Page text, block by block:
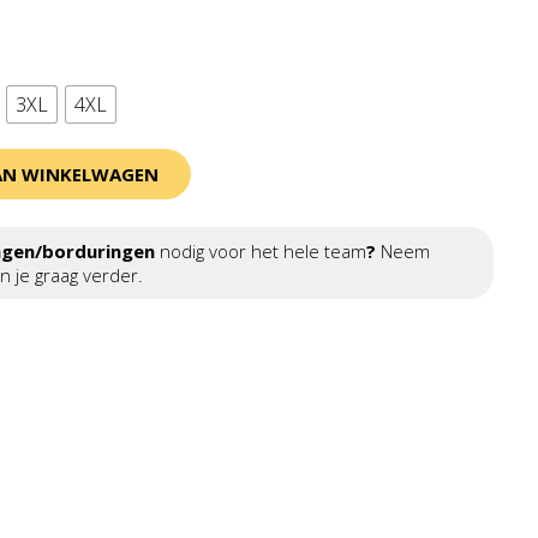
3XL 4XL
WINKELWAGEN
borduringennodig voor het hele team? Neem
je graag verder.